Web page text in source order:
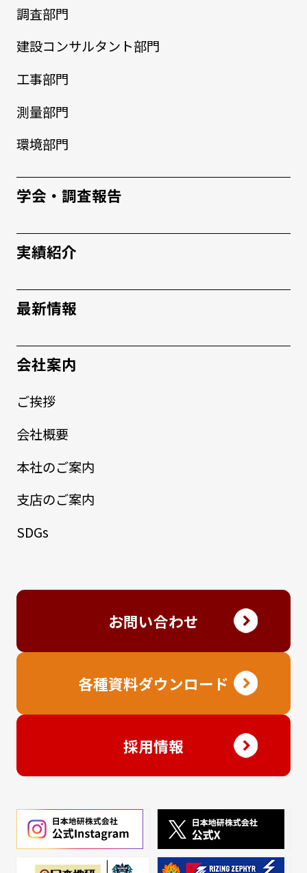
調査部門
建設コンサルタント部門
工事部門
測量部門
環境部門
学会・調査報告
実績紹介
最新情報
会社案内
ご挨拶
会社概要
本社のご案内
支店のご案内
SDGs
お問い合わせ
各種資料ダウンロード
採用情報